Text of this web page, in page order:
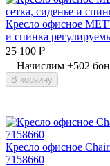
Кресло офисное
и спинка
25 100 ₽
Начислим +502
В корзину
Кресло офисное
7158660